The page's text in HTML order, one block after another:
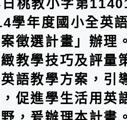
桃教小字第
學年度國小全英
徵選計畫」辦理
教學技巧及評量
語教學方案，引
促進學生活用英